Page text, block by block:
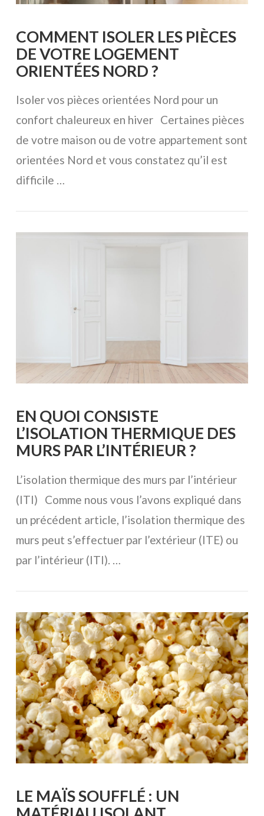
VOIR L'ARTICLE
COMMENT ISOLER LES PIÈCES
DE VOTRE LOGEMENT
ORIENTÉES NORD ?
Isoler vos pièces orientées Nord pour un
confort chaleureux en hiver Certaines pièces
de votre maison ou de votre appartement sont
orientées Nord et vous constatez qu’il est
difficile …
EN QUOI CONSISTE
L’ISOLATION THERMIQUE DES
MURS PAR L’INTÉRIEUR ?
L’isolation thermique des murs par l’intérieur
(ITI) Comme nous vous l’avons expliqué dans
un précédent article, l’isolation thermique des
murs peut s’effectuer par l’extérieur (ITE) ou
par l’intérieur (ITI). …
LE MAÏS SOUFFLÉ : UN